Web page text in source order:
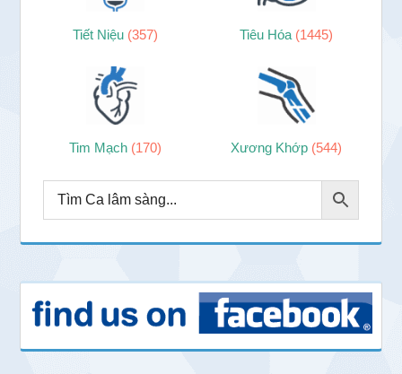
Tiết Niệu (357) Tiêu Hóa (1445)
Tim Mạch (170) Xương Khớp (544)